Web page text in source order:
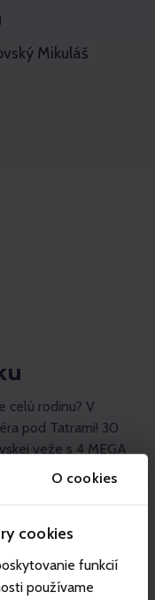
O cookies
cookies
funkcií
používame
Mikuláš
celú rodinu? V
pod Tatrami! 30
veže s 4 MEGA
pre malých aj